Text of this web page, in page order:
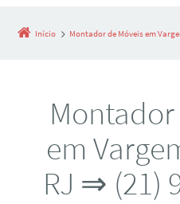
Início Montador de Móveis em
em
RJ ⇒ (21)